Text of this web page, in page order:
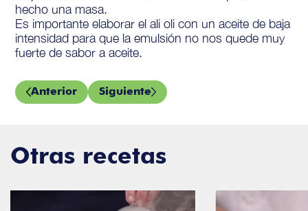
hecho una masa.
Es importante elaborar el ali oli con un aceite de baja
intensidad para que la emulsión no nos quede muy
fuerte de sabor a aceite.
Anterior Siguiente
Otras recetas